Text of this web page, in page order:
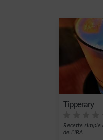
Tipperary
Recette simple
de l'IBA